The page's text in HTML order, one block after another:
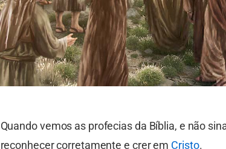
Quando vemos as profecias da Bíblia, e não
reconhecer corretamente e crer em Cristo.